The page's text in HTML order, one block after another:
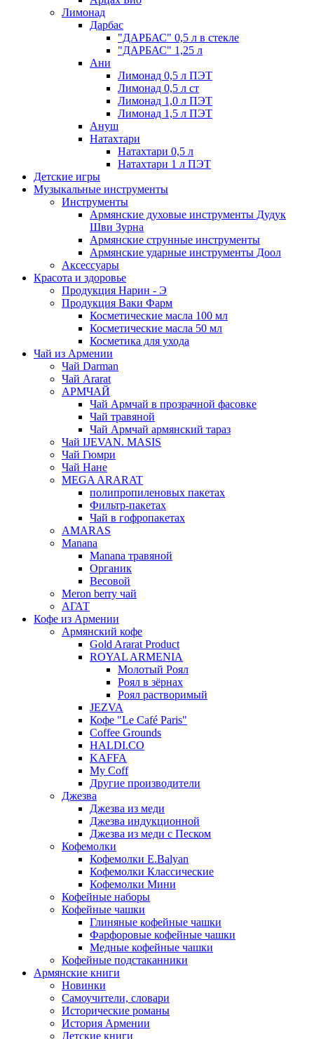
Лимонад
Дарбас
"ДАРБАС" 0,5 л в стекле
"ДАРБАС" 1,25 л
Ани
Лимонад 0,5 л ПЭТ
Лимонад 0,5 л ст
Лимонад 1,0 л ПЭТ
Лимонад 1,5 л ПЭТ
Ануш
Натахтари
Натахтари 0,5 л
Натахтари 1 л ПЭТ
Детские игры
Музыкальные инструменты
Инструменты
Армянские духовые инструменты Дудук
Шви Зурна
Армянские струнные инструменты
Армянские ударные инструменты Доол
Аксессуары
Красота и здоровье
Продукция Нарин - Э
Продукция Ваки Фарм
Косметические масла 100 мл
Косметические масла 50 мл
Косметика для ухода
Чай из Армении
Чай Darman
Чай Ararat
АРМЧАЙ
Чай Армчай в прозрачной фасовке
Чай травяной
Чай Армчай армянский тараз
Чай IJEVAN. MASIS
Чай Гюмри
Чай Нане
MEGA ARARAT
полипропиленовых пакетах
Фильтр-пакетах
Чай в гофропакетах
AMARAS
Manana
Manana травяной
Органик
Весовой
Meron berry чай
АГАТ
Кофе из Армении
Армянский кофе
Gold Ararat Product
ROYAL ARMENIA
Молотый Роял
Роял в зёрнах
Роял растворимый
JEZVA
Кофе "Le Café Paris"
Coffee Grounds
HALDI.CO
KAFFA
My Coff
Другие производители
Джезва
Джезва из меди
Джезва индукционной
Джезва из меди с Песком
Кофемолки
Кофемолки E.Balyan
Кофемолки Классические
Кофемолки Мини
Кофейные наборы
Кофейные чашки
Глиняные кофейные чашки
Фарфоровые кофейные чашки
Медные кофейные чашки
Кофейные подстаканники
Армянские книги
Новинки
Самоучители, словари
Исторические романы
История Армении
Детские книги